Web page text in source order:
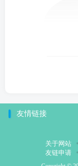
友情链接
关于网站
友链申请